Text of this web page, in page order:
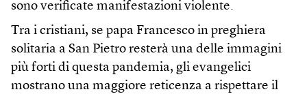
sono verificate manifestazioni violente.
Tra i cristiani, se papa Francesco in preghiera
solitaria a San Pietro resterà una delle immagini
più forti di questa pandemia, gli evangelici
mostrano una maggiore reticenza a rispettare il